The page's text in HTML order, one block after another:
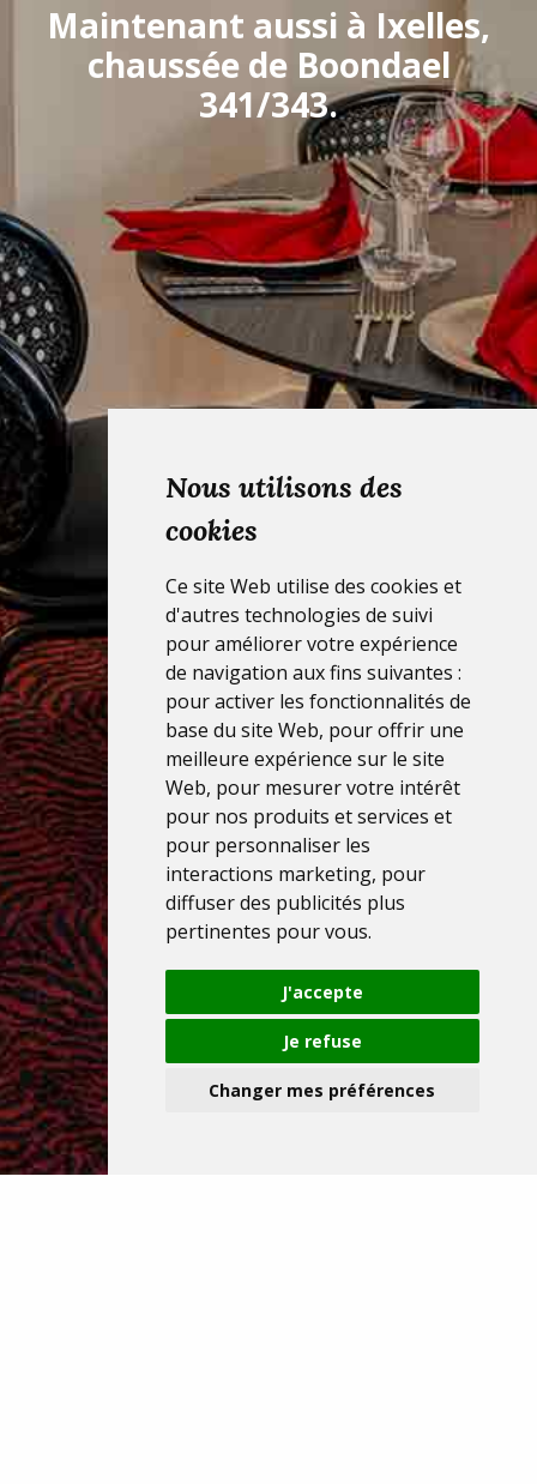
Nous utilisons des
cookies
Ce site Web utilise des cookies et
d'autres technologies de suivi
pour améliorer votre expérience
de navigation aux fins suivantes :
pour activer les fonctionnalités de
base du site Web, pour offrir une
meilleure expérience sur le site
Web, pour mesurer votre intérêt
pour nos produits et services et
pour personnaliser les
interactions marketing, pour
diffuser des publicités plus
pertinentes pour vous.
J'accepte
Je refuse
Changer mes préférences
Maintenant aussi à Ixelles,
chaussée de Boondael
341/343.